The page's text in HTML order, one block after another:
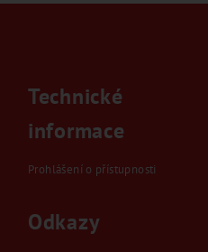
Technické
informace
Prohlášení o přístupnosti
Odkazy